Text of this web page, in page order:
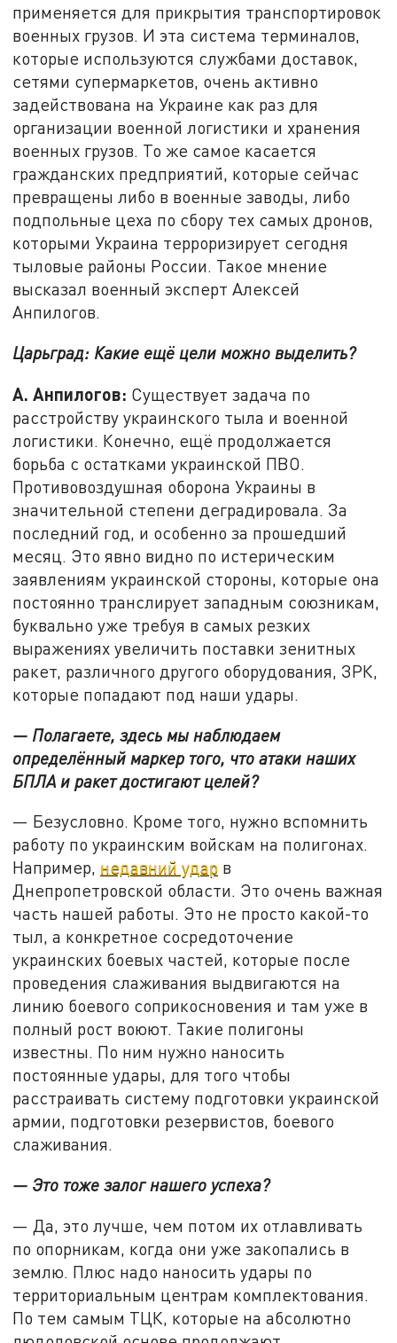
применяется для прикрытия транспортировок
военных грузов. И эта система терминалов,
которые используются службами доставок,
сетями супермаркетов, очень активно
задействована на Украине как раз для
организации военной логистики и хранения
военных грузов. То же самое касается
гражданских предприятий, которые сейчас
превращены либо в военные заводы, либо
подпольные цеха по сбору тех самых дронов,
которыми Украина терроризирует сегодня
тыловые районы России. Такое мнение
высказал военный эксперт Алексей
Анпилогов.
Царьград: Какие ещё цели можно выделить?
А. Анпилогов: Существует задача по
расстройству украинского тыла и военной
логистики. Конечно, ещё продолжается
борьба с остатками украинской ПВО.
Противовоздушная оборона Украины в
значительной степени деградировала. За
последний год, и особенно за прошедший
месяц. Это явно видно по истерическим
заявлениям украинской стороны, которые она
постоянно транслирует западным союзникам,
буквально уже требуя в самых резких
выражениях увеличить поставки зенитных
ракет, различного другого оборудования, ЗРК,
которые попадают под наши удары.
— Полагаете, здесь мы наблюдаем
определённый маркер того, что атаки наших
БПЛА и ракет достигают целей?
— Безусловно. Кроме того, нужно вспомнить
работу по украинским войскам на полигонах.
Например, недавний удар в
Днепропетровской области. Это очень важная
часть нашей работы. Это не просто какой-то
тыл, а конкретное сосредоточение
украинских боевых частей, которые после
проведения слаживания выдвигаются на
линию боевого соприкосновения и там уже в
полный рост воюют. Такие полигоны
известны. По ним нужно наносить
постоянные удары, для того чтобы
расстраивать систему подготовки украинской
армии, подготовки резервистов, боевого
слаживания.
— Это тоже залог нашего успеха?
— Да, это лучше, чем потом их отлавливать
по опорникам, когда они уже закопались в
землю. Плюс надо наносить удары по
территориальным центрам комплектования.
По тем самым ТЦК, которые на абсолютно